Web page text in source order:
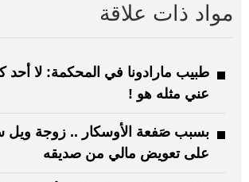
مواد ذات علاقة
طبيب مارادونا في المحكمة: لا أحد
عني مثله هو !
بسبب صَفعة الأوسكار .. زوجة
على تعويض مالي من صديقه